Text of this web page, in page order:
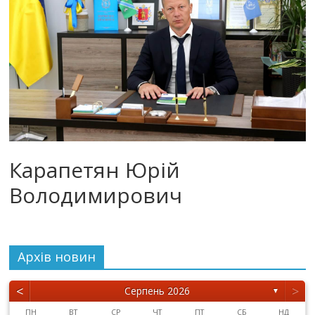
Карапетян Юрій
Володимирович
Архiв новин
< Серпень 2026 ▼ >
ПН ВТ СР ЧТ ПТ СБ НД